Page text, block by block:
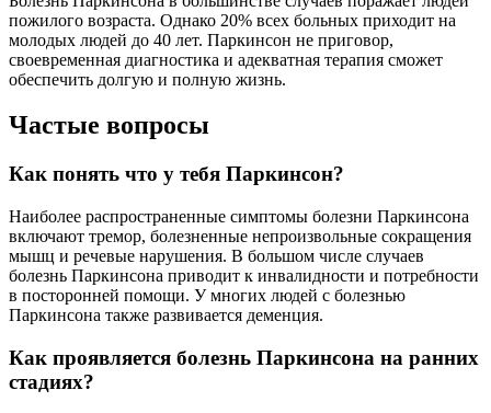
пожилого возраста. Однако 20% всех больных приходит на
молодых людей до 40 лет. Паркинсон не приговор,
своевременная диагностика и адекватная терапия сможет
обеспечить долгую и полную жизнь.
Частые вопросы
Как понять что у тебя Паркинсон?
Наиболее распространенные симптомы болезни Паркинсона
включают тремор, болезненные непроизвольные сокращения
мышц и речевые нарушения. В большом числе случаев
болезнь Паркинсона приводит к инвалидности и потребности
в посторонней помощи. У многих людей с болезнью
Паркинсона также развивается деменция.
Как проявляется болезнь Паркинсона на ранних
стадиях?